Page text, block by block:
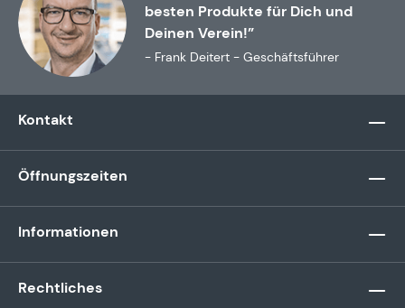
besten Produkte für Dich und
Deinen Verein!”
- Frank Deitert - Geschäftsführer
Kontakt
Öffnungszeiten
Informationen
Rechtliches